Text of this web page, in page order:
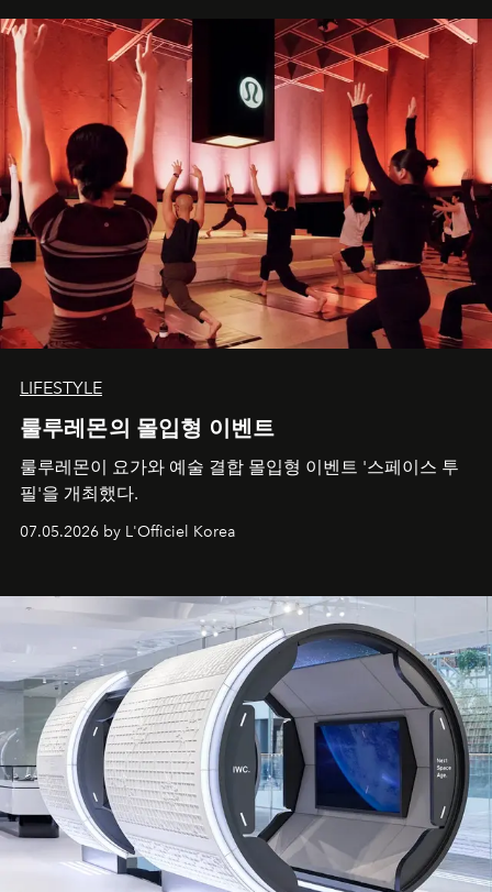
LIFESTYLE
룰루레몬의 몰입형 이벤트
룰루레몬이 요가와 예술 결합 몰입형 이벤트 '스페이스 투
필'을 개최했다.
07.05.2026 by L'Officiel Korea